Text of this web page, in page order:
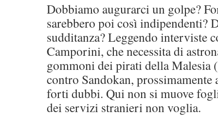
Dobbiamo augurarci un golpe?
sarebbero poi così indipendenti?
sudditanza? Leggendo interviste
Camporini, che necessita di
gommoni dei pirati della Malesia
contro Sandokan,
forti dubbi. Qui non si muove
dei servizi stranieri non voglia.